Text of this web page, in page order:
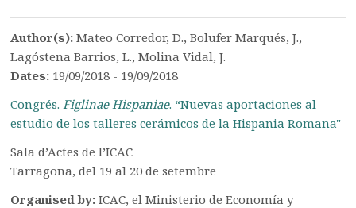
Author(s):Mateo Corredor, D., Bolufer Marqués, J.,
Lagóstena Barrios, L., Molina Vidal, J.
Dates: 19/09/2018 - 19/09/2018
Congrés.Figlinae Hispaniae. “Nuevas aportaciones al
estudio de los talleres cerámicos de la Hispania Romana"
Sala d’Actes de l’ICAC
Tarragona, del 19 al 20 de setembre
Organised by:ICAC, el Ministerio de Economía y